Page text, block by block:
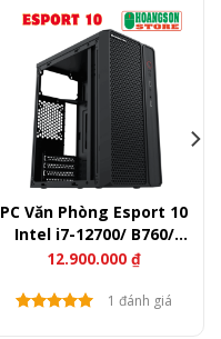
PC Văn Phòng Esport 10
Intel i7-12700/ B760/
Ram 16GB/ SSD 256GB
12.900.000 ₫
1 đánh giá